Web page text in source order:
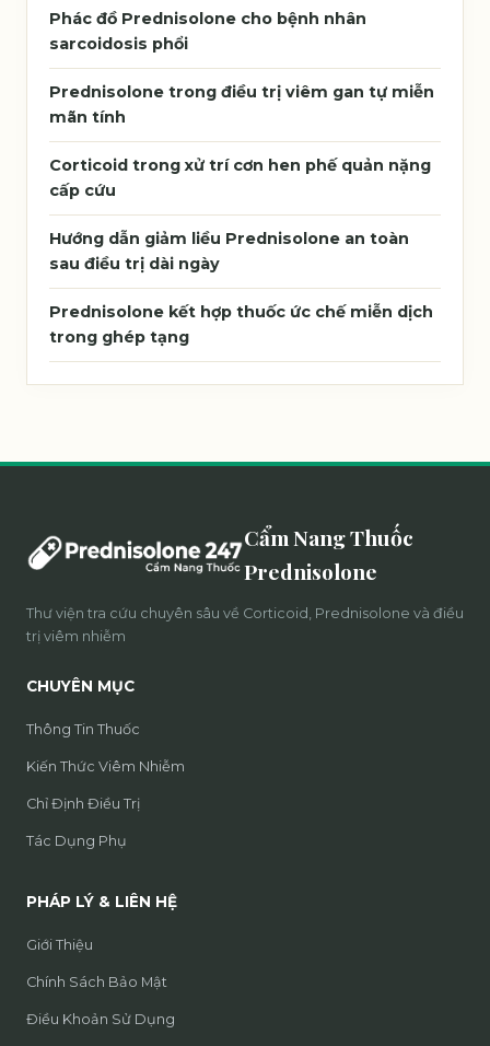
Phác đồ Prednisolone cho bệnh nhân
sarcoidosis phổi
Prednisolone trong điều trị viêm gan tự miễn
mãn tính
Corticoid trong xử trí cơn hen phế quản nặng
cấp cứu
Hướng dẫn giảm liều Prednisolone an toàn
sau điều trị dài ngày
Prednisolone kết hợp thuốc ức chế miễn dịch
trong ghép tạng
Cẩm Nang Thuốc
Prednisolone
Thư viện tra cứu chuyên sâu về Corticoid, Prednisolone và điều
trị viêm nhiễm
CHUYÊN MỤC
Thông Tin Thuốc
Kiến Thức Viêm Nhiễm
Chỉ Định Điều Trị
Tác Dụng Phụ
PHÁP LÝ & LIÊN HỆ
Giới Thiệu
Chính Sách Bảo Mật
Điều Khoản Sử Dụng